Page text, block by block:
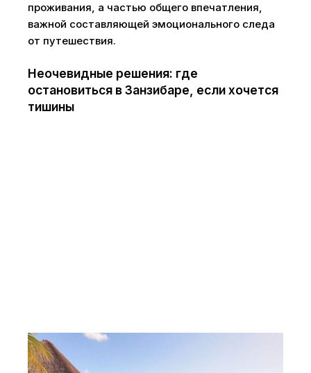
проживания, а частью общего впечатления,
важной составляющей эмоционального следа
от путешествия.
Неочевидные решения: где
остановиться в Занзибаре, если хочется
тишины